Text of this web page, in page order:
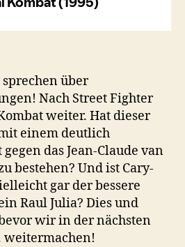
über
Nach Street Fighter
weiter. Hat dieser
einem deutlich
das Jean-Claude van
bestehen? Und ist Cary-
gar der bessere
Raul Julia? Dies und
wir in der nächsten
weitermachen!